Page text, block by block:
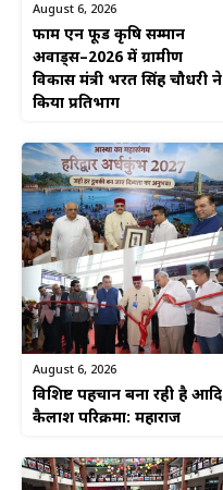
August 6, 2026
फार्म एन फूड कृषि सम्मान
अवार्ड्स–2026 में ग्रामीण
विकास मंत्री भरत सिंह चौधरी ने
किया प्रतिभाग
August 6, 2026
विशिष्ट पहचान बना रही है आदि
कैलाश परिक्रमा: महाराज